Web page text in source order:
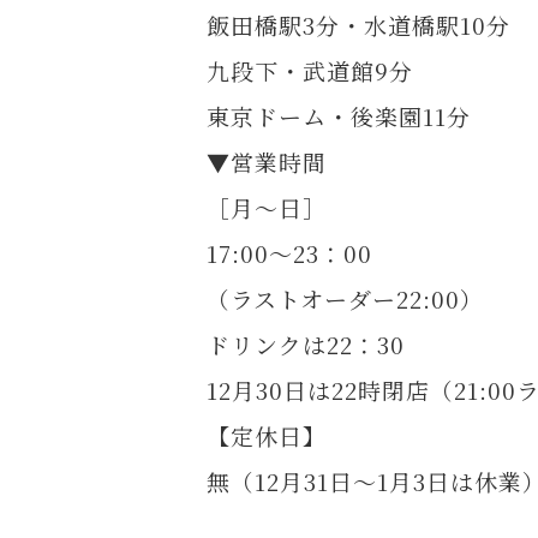
飯田橋駅3分・水道橋駅10分
九段下・武道館9分
東京ドーム・後楽園11分
▼営業時間
［月～日］
17:00～23：00
（ラストオーダー22:00）
ドリンクは22：30
12月30日は22時閉店（21:00ラ
【定休日】
無（12月31日～1月3日は休業）